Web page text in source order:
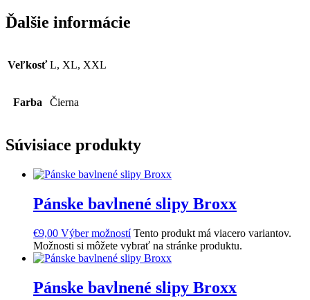
Ďalšie informácie
Veľkosť L, XL, XXL
Farba Čierna
Súvisiace produkty
Pánske bavlnené slipy Broxx
€9,00 Výber možností Tento produkt má viacero variantov.
Možnosti si môžete vybrať na stránke produktu.
Pánske bavlnené slipy Broxx